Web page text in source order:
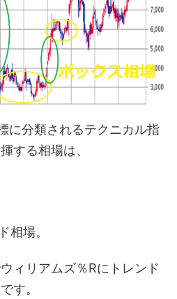
に分類されるテクニカル指
する相場は、
相場。
ィリアムズ％Rにトレンド
す。